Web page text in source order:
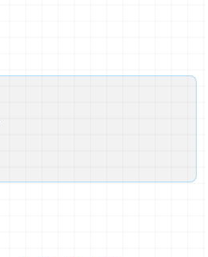
7 AI生成图片被评摄影一等奖 官方通报